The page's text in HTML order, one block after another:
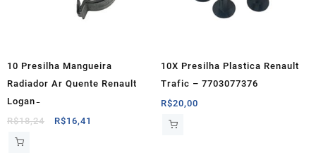
10 Presilha Mangueira
Radiador Ar Quente Renault
Logan ̵
R$18,24
O
R$16,41
10X Presilha Plastica Renault
Trafic – 7703077376
R$20,00